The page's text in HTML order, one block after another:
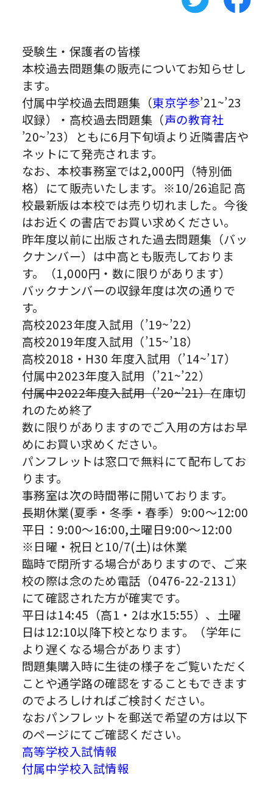
受験生・保護者の皆様
本校過去問題集の販売についてお知らせし
ます。
付属中学校過去問題集（東京学参’21~’23
収録）・高校過去問題集（声の教育社
’20~’23）ともに6月下旬頃より近隣書店や
ネットにて発売されます。
なお、本校事務室では2,000円（特別価
格）にて販売いたします。※10/26追記 高
校最新版は本校では売り切れました。今後
はお近くの書店でお買い求めください。
昨年度以前に出版された過去問題集（バッ
クナンバー）は中高とも販売しておりま
す。（1,000円・数に限りがあります）
バックナンバーの収録年度は次の通りで
す。
高校2023年度入試用（’19~’22）
高校2019年度入試用（’15~’18）
高校2018・H30 年度入試用（’14~’17）
付属中2023年度入試用（’21~’22）
付属中2022年度入試用（’20~’21）在庫切
れのため終了
数に限りがありますのでご入用の方はお早
めにお買い求めください。
パンフレットは窓口で無料にて配布してお
ります。
事務室は次の時間帯に開いております。
長期休業(夏季・冬季・春季）9:00～12:00
平日：9:00～16:00,土曜日9:00～12:00
※日曜・祝日と10/7(土)は休業
臨時で閉所する場合がありますので、ご来
校の際は念のため電話（0476-22-2131）
にて確認された方が確実です。
平日は14:45（高1・2は水15:55）、土曜
日は12:10以降下校となります。（学年に
より遅くなる場合があります）
問題集購入時に生徒の様子をご覧いただく
ことや通学路の確認をすることもできます
のでよろしければご検討ください。
なおパンフレットを郵送で希望の方は以下
のページにてご確認ください。
高等学校入試情報
付属中学校入試情報